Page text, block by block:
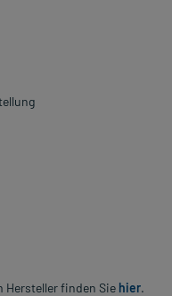
Hersteller finden Sie hier.